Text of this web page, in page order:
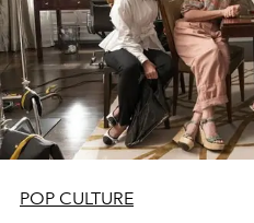
POP CULTURE